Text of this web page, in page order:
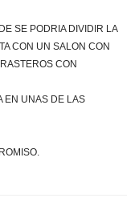
SE PODRIA DIVIDIR LA
CON UN SALON CON
CON
EN UNAS DE LAS